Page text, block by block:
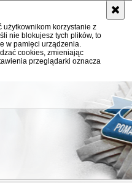
użytkownikom korzystanie z
nie blokujesz tych plików, to
w pamięci urządzenia.
cookies, zmieniając
przeglądarki oznacza